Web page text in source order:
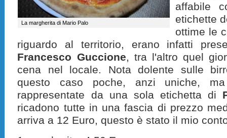
La margherita di Mario Palo
affabile
etichette
ottime le
riguardo al territorio, erano infatti
Francesco Guccione, tra l'altro quel
cena nel locale. Nota dolente sulle
questo caso poche, anzi uniche,
rappresentate da una sola etichetta di
ricadono tutte in una fascia di prezzo
arriva a 12 Euro, questo è stato il mio